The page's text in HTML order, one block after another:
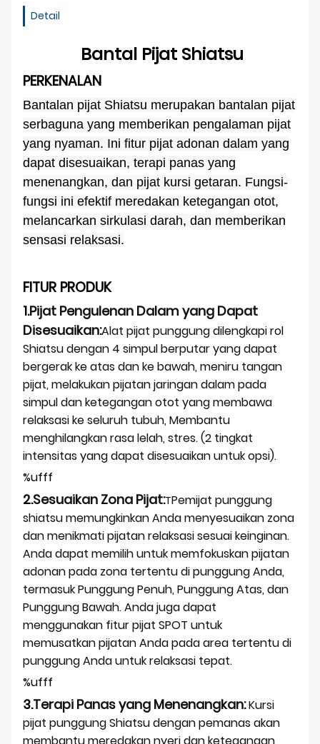
Detail
Bantal Pijat Shiatsu
PERKENALAN
Bantalan pijat Shiatsu merupakan bantalan pijat
serbaguna yang memberikan pengalaman pijat
yang nyaman. Ini fitur pijat adonan dalam yang
dapat disesuaikan, terapi panas yang
menenangkan, dan pijat kursi getaran. Fungsi-
fungsi ini efektif meredakan ketegangan otot,
melancarkan sirkulasi darah, dan memberikan
sensasi relaksasi.
FITUR PRODUK
1.Pijat Pengulenan Dalam yang Dapat
Disesuaikan:Alat pijat punggung dilengkapi rol
Shiatsu dengan 4 simpul berputar yang dapat
bergerak ke atas dan ke bawah, meniru tangan
pijat, melakukan pijatan jaringan dalam pada
simpul dan ketegangan otot yang membawa
relaksasi ke seluruh tubuh, Membantu
menghilangkan rasa lelah, stres. (2 tingkat
intensitas yang dapat disesuaikan untuk opsi).
%ufff
2.Sesuaikan Zona Pijat:TPemijat punggung
shiatsu memungkinkan Anda menyesuaikan zona
dan menikmati pijatan relaksasi sesuai keinginan.
Anda dapat memilih untuk memfokuskan pijatan
adonan pada zona tertentu di punggung Anda,
termasuk Punggung Penuh, Punggung Atas, dan
Punggung Bawah. Anda juga dapat
menggunakan fitur pijat SPOT untuk
memusatkan pijatan Anda pada area tertentu di
punggung Anda untuk relaksasi tepat.
%ufff
3.Terapi Panas yang Menenangkan:Kursi
pijat punggung Shiatsu dengan pemanas akan